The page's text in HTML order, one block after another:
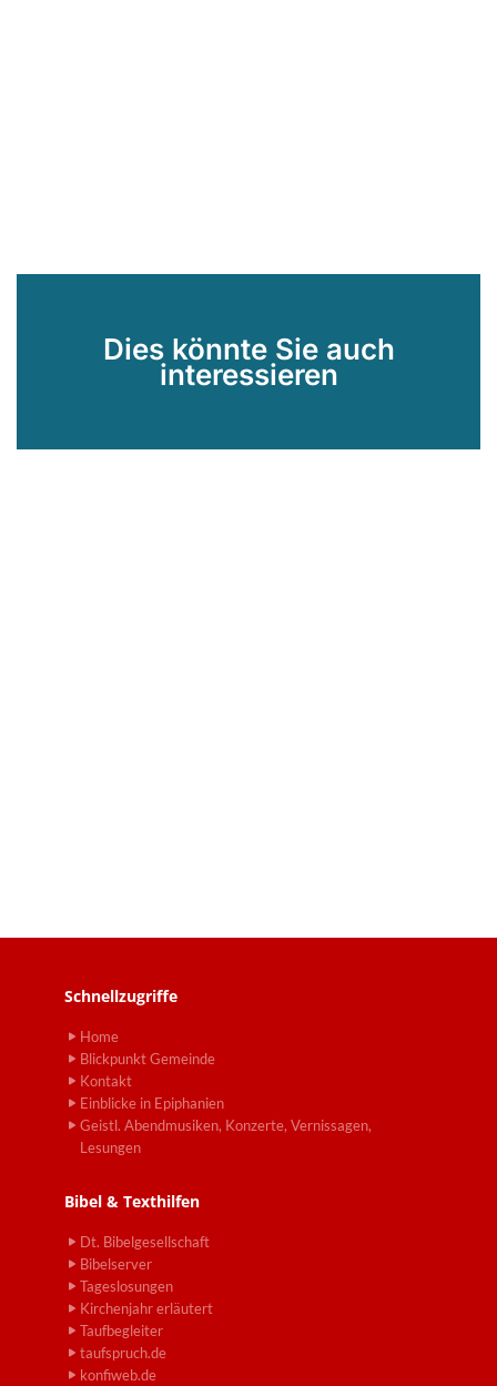
Dies könnte Sie auch
interessieren
Schnellzugriffe
Home
Blickpunkt Gemeinde
Kontakt
Einblicke in Epiphanien
Geistl. Abendmusiken, Konzerte, Vernissagen,
Lesungen
Bibel & Texthilfen
Dt. Bibelgesellschaft
Bibelserver
Tageslosungen
Kirchenjahr erläutert
Taufbegleiter
taufspruch.de
konfiweb.de